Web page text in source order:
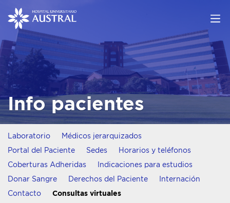
Info pacientes
Laboratorio
Médicos jerarquizados
Portal del Paciente
Sedes
Horarios y teléfonos
Coberturas Adheridas
Indicaciones para estudios
Donar Sangre
Derechos del Paciente
Internación
Contacto
Consultas virtuales